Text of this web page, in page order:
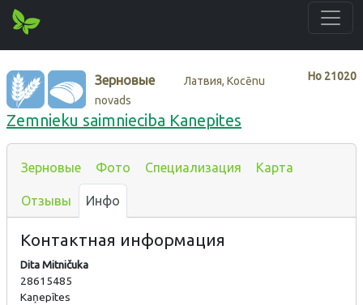
Нo 21020
Зерновые
Латвия, Kocēnu
novads
Zemnieku saimnieciba Kanepites
Зерновые Фото Специализация Карта
Отзывы Инфо
Контактная информация
Dita Mitničuka
28615485
Kaņepītes